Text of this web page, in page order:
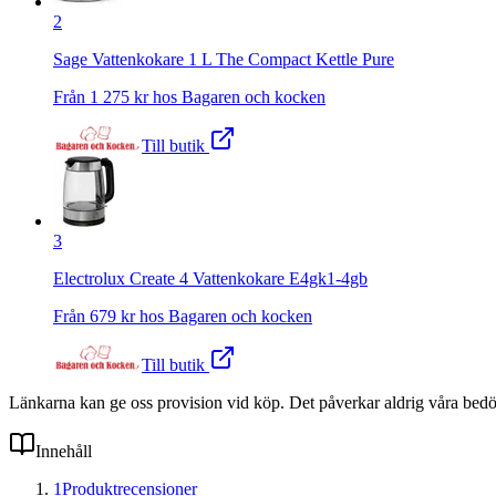
2
Sage Vattenkokare 1 L The Compact Kettle Pure
Från 1 275 kr hos Bagaren och kocken
Till butik
3
Electrolux Create 4 Vattenkokare E4gk1-4gb
Från 679 kr hos Bagaren och kocken
Till butik
Länkarna kan ge oss provision vid köp. Det påverkar aldrig våra
Innehåll
1Produktrecensioner